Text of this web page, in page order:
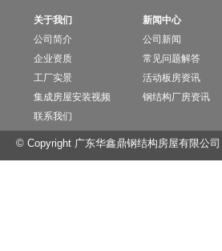
关于我们
公司简介
企业资质
工厂实景
集成房屋安装视频
联系我们
新闻中心
公司新闻
常见问题解答
活动板房资讯
钢结构厂房资讯
© Copyright 广东华鑫鼎钢结构房屋有限公司